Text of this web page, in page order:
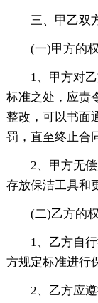
三、甲乙双方
(一)甲方的权
1、甲方对乙
标准之处，应责
整改，可以书面
罚，直至终止合
2、甲方无偿
存放保洁工具和
(二)乙方的权
1、乙方自行
方规定标准进行
2、乙方应遵